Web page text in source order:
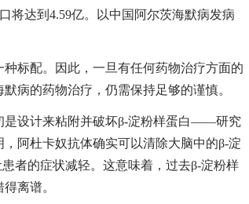
将达到4.59亿。以中国阿尔茨海默病发病
标配。因此，一旦有任何药物治疗方面的
病的药物治疗，仍需保持足够的谨慎。
设计来粘附并破坏β-淀粉样蛋白——研究
阿杜卡奴抗体确实可以清除大脑中的β-淀
者的症状减轻。这意味着，过去β-淀粉样
离谱。